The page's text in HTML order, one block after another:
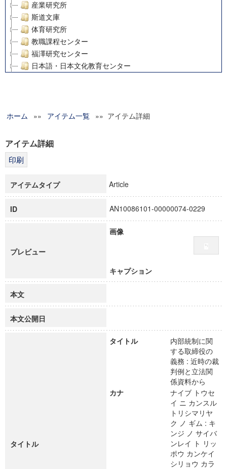
産業研究所
斯道文庫
体育研究所
教職課程センター
福澤研究センター
日本語・日本文化教育センター
グローバルリサーチインスティテュート
科学研究費補助金研究成果報告書
博士課程教育リーディングプログラム「超成熟社会発展のサ
ホーム »» アイテム一覧 »» アイテム詳細
アイテム詳細
アイテムタイプ Article
ID AN10086101-00000074-0229
プレビュー
画像
キャプション
本文
本文公開日
タイトル
タイトル
内部統制に関
する取締役の
義務 : 近時の裁
判例と立法関
係資料から
カナ
ナイブ トウセ
イ ニ カンスル
トリシマリヤ
ク ノ ギム : キ
ンジ ノ サイバ
ンレイ ト リッ
ポウ カンケイ
シリョウ カラ